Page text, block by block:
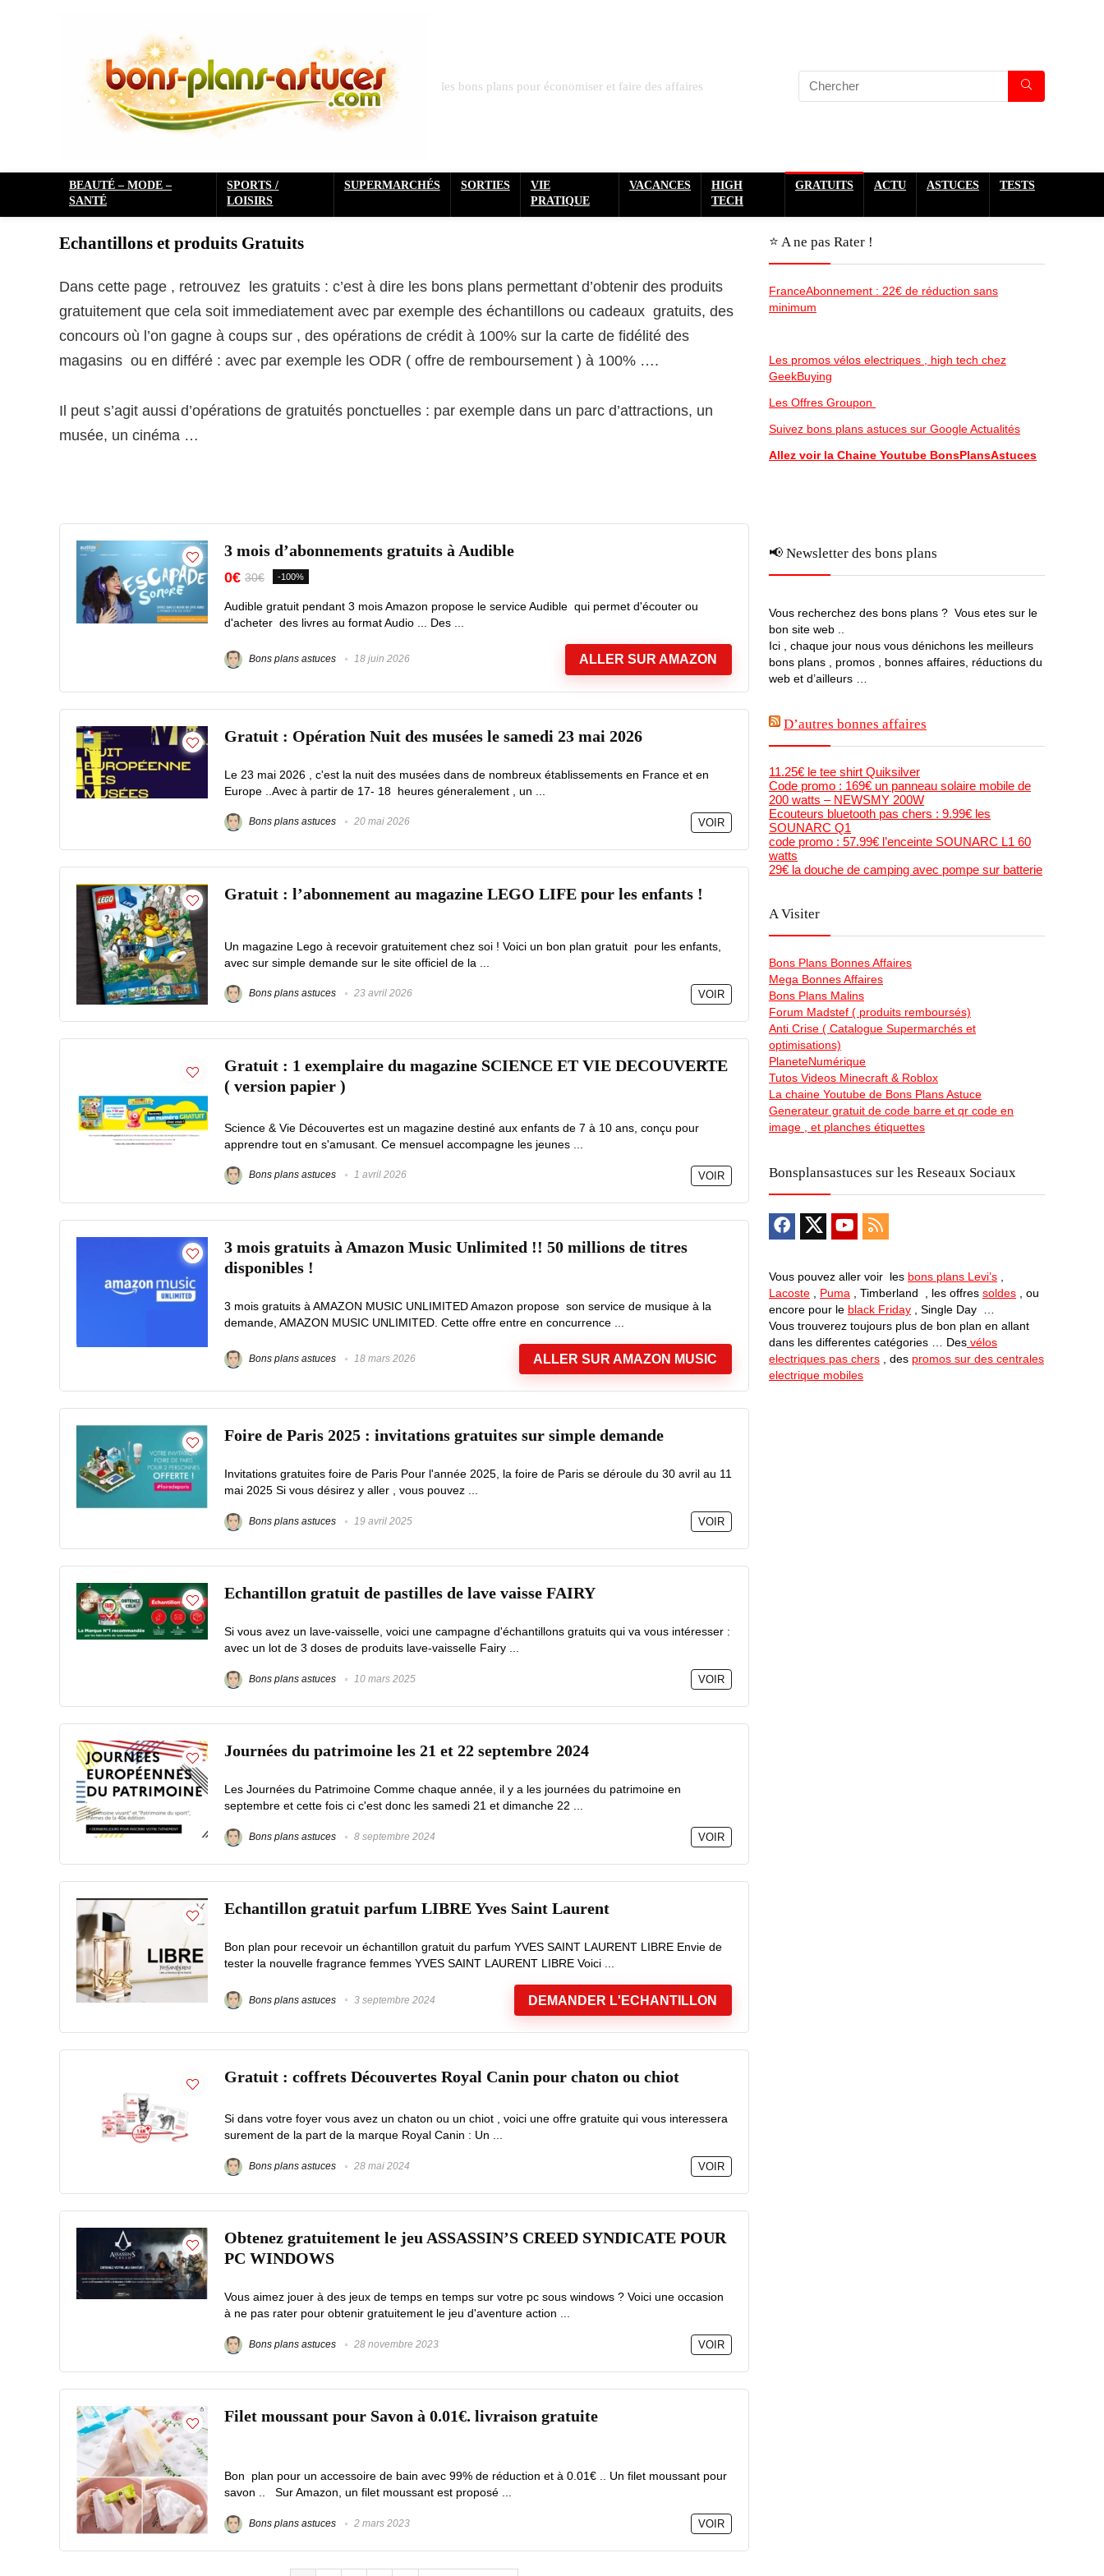
les bons plans pour économiser et faire des affaires
BEAUTÉ – MODE –
SANTÉ
SPORTS /
LOISIRS
SUPERMARCHÉS SORTIES
VIE
PRATIQUE
VACANCES
HIGH
TECH
GRATUITS ACTU ASTUCES TESTS
Echantillons et produits Gratuits
Dans cette page , retrouvez les gratuits : c’est à dire les bons plans permettant d’obtenir des produits
gratuitement que cela soit immediatement avec par exemple des échantillons ou cadeaux gratuits, des
concours où l’on gagne à coups sur , des opérations de crédit à 100% sur la carte de fidélité des
magasins ou en différé : avec par exemple les ODR ( offre de remboursement ) à 100% ….
Il peut s’agit aussi d’opérations de gratuités ponctuelles : par exemple dans un parc d’attractions, un
musée, un cinéma …
3 mois d’abonnements gratuits à Audible
0€ 30€ -100%
Audible gratuit pendant 3 mois Amazon propose le service Audible qui permet d'écouter ou
d'acheter des livres au format Audio ... Des ...
Bons plans astuces 18 juin 2026 ALLER SUR AMAZON
Gratuit : Opération Nuit des musées le samedi 23 mai 2026
Le 23 mai 2026 , c'est la nuit des musées dans de nombreux établissements en France et en
Europe ..Avec à partir de 17- 18 heures géneralement , un ...
Bons plans astuces 20 mai 2026 VOIR
Gratuit : l’abonnement au magazine LEGO LIFE pour les enfants !
Un magazine Lego à recevoir gratuitement chez soi ! Voici un bon plan gratuit pour les enfants,
avec sur simple demande sur le site officiel de la ...
Bons plans astuces 23 avril 2026 VOIR
Gratuit : 1 exemplaire du magazine SCIENCE ET VIE DECOUVERTE
( version papier )
Science & Vie Découvertes est un magazine destiné aux enfants de 7 à 10 ans, conçu pour
apprendre tout en s'amusant. Ce mensuel accompagne les jeunes ...
Bons plans astuces 1 avril 2026 VOIR
3 mois gratuits à Amazon Music Unlimited !! 50 millions de titres
disponibles !
3 mois gratuits à AMAZON MUSIC UNLIMITED Amazon propose son service de musique à la
demande, AMAZON MUSIC UNLIMITED. Cette offre entre en concurrence ...
Bons plans astuces 18 mars 2026 ALLER SUR AMAZON MUSIC
Foire de Paris 2025 : invitations gratuites sur simple demande
Invitations gratuites foire de Paris Pour l'année 2025, la foire de Paris se déroule du 30 avril au 11
mai 2025 Si vous désirez y aller , vous pouvez ...
Bons plans astuces 19 avril 2025 VOIR
Echantillon gratuit de pastilles de lave vaisse FAIRY
Si vous avez un lave-vaisselle, voici une campagne d'échantillons gratuits qui va vous intéresser :
avec un lot de 3 doses de produits lave-vaisselle Fairy ...
Bons plans astuces 10 mars 2025 VOIR
Journées du patrimoine les 21 et 22 septembre 2024
Les Journées du Patrimoine Comme chaque année, il y a les journées du patrimoine en
septembre et cette fois ci c'est donc les samedi 21 et dimanche 22 ...
Bons plans astuces 8 septembre 2024 VOIR
Echantillon gratuit parfum LIBRE Yves Saint Laurent
Bon plan pour recevoir un échantillon gratuit du parfum YVES SAINT LAURENT LIBRE Envie de
tester la nouvelle fragrance femmes YVES SAINT LAURENT LIBRE Voici ...
Bons plans astuces 3 septembre 2024 DEMANDER L'ECHANTILLON
Gratuit : coffrets Découvertes Royal Canin pour chaton ou chiot
Si dans votre foyer vous avez un chaton ou un chiot , voici une offre gratuite qui vous interessera
surement de la part de la marque Royal Canin : Un ...
Bons plans astuces 28 mai 2024 VOIR
Obtenez gratuitement le jeu ASSASSIN’S CREED SYNDICATE POUR
PC WINDOWS
Vous aimez jouer à des jeux de temps en temps sur votre pc sous windows ? Voici une occasion
à ne pas rater pour obtenir gratuitement le jeu d'aventure action ...
Bons plans astuces 28 novembre 2023 VOIR
Filet moussant pour Savon à 0.01€. livraison gratuite
Bon plan pour un accessoire de bain avec 99% de réduction et à 0.01€ .. Un filet moussant pour
savon .. Sur Amazon, un filet moussant est proposé ...
Bons plans astuces 2 mars 2023 VOIR
⭐️ A ne pas Rater !
FranceAbonnement : 22€ de réduction sans
minimum
Les promos vélos electriques , high tech chez
GeekBuying
Les Offres Groupon
Suivez bons plans astuces sur Google Actualités
Allez voir la Chaine Youtube BonsPlansAstuces
📢 Newsletter des bons plans
Vous recherchez des bons plans ? Vous etes sur le
bon site web ..
Ici , chaque jour nous vous dénichons les meilleurs
bons plans , promos , bonnes affaires, réductions du
web et d’ailleurs …
D’autres bonnes affaires
11.25€ le tee shirt Quiksilver
Code promo : 169€ un panneau solaire mobile de
200 watts – NEWSMY 200W
Ecouteurs bluetooth pas chers : 9.99€ les
SOUNARC Q1
code promo : 57.99€ l’enceinte SOUNARC L1 60
watts
29€ la douche de camping avec pompe sur batterie
A Visiter
Bons Plans Bonnes Affaires
Mega Bonnes Affaires
Bons Plans Malins
Forum Madstef ( produits remboursés)
Anti Crise ( Catalogue Supermarchés et
optimisations)
PlaneteNumérique
Tutos Videos Minecraft & Roblox
La chaine Youtube de Bons Plans Astuce
Generateur gratuit de code barre et qr code en
image , et planches étiquettes
Bonsplansastuces sur les Reseaux Sociaux
Vous pouvez aller voir les bons plans Levi’s
Lacoste
Puma , Timberland , les offres soldes , ou
encore pour le black Friday , Single Day …
Vous trouverez toujours plus de bon plan en allant
dans les differentes catégories … Des vélos
electriques pas chers , des promos sur des centrales
electrique mobiles